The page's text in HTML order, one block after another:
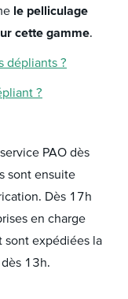
le pelliculage
cette gamme.
dépliants ?
?
PAO dès
sont ensuite
Dès 17h
en charge
sont expédiées la
13h.